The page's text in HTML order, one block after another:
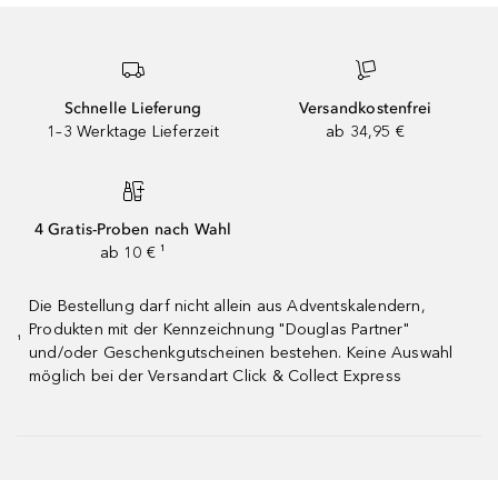
Schnelle Lieferung
1–3 Werktage Lieferzeit
Versandkostenfrei
ab 34,95 €
4 Gratis-Proben nach Wahl
ab 10 € ¹
¹
Die Bestellung darf nicht allein aus Adventskalendern,
Produkten mit der Kennzeichnung "Douglas Partner"
und/oder Geschenkgutscheinen bestehen. Keine Auswahl
möglich bei der Versandart Click & Collect Express